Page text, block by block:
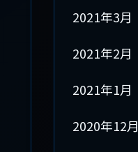
2021年3月
2021年2月
2021年1月
2020年12月